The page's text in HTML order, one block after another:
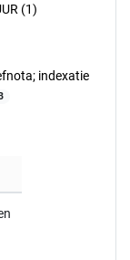
(1)
indexatie